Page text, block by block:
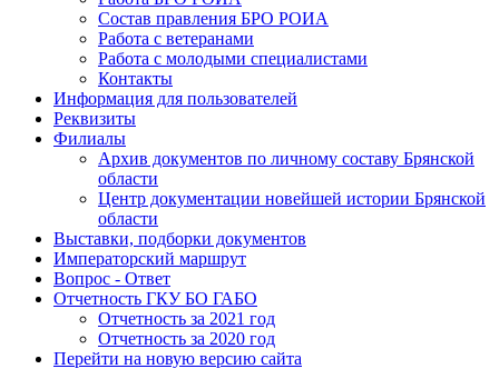
Состав правления БРО РОИА
Работа с ветеранами
Работа с молодыми специалистами
Контакты
Информация для пользователей
Реквизиты
Филиалы
Архив документов по личному составу Брянской
области
Центр документации новейшей истории Брянской
области
Выставки, подборки документов
Императорский маршрут
Вопрос - Ответ
Отчетность ГКУ БО ГАБО
Отчетность за 2021 год
Отчетность за 2020 год
Перейти на новую версию сайта